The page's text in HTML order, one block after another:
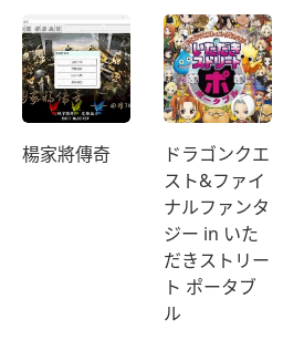
楊家將傳奇
ドラゴンクエ
スト&ファイ
ナルファンタ
ジー in いた
だきストリー
ト ポータブ
ル